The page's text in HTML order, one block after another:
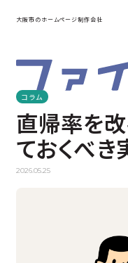
大阪市のホームページ制作会社
コラム
直帰率を
ておくべき
2026.05.25